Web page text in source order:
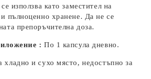
използва като заместител на
пълноценно хранене. Да не се
препоръчителна доза.
:По 1 капсула дневно.
хладно и сухо място, недостъпно за